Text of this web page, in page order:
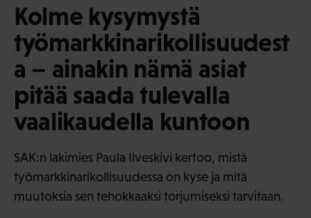
Kolme kysymystä
työmarkkinarikollisuudest
a – ainakin nämä asiat
pitää saada tulevalla
vaalikaudella kuntoon
SAK:n lakimies Paula Ilveskivi kertoo, mistä
työmarkkinarikollisuudessa on kyse ja mitä
muutoksia sen tehokkaaksi torjumiseksi tarvitaan.